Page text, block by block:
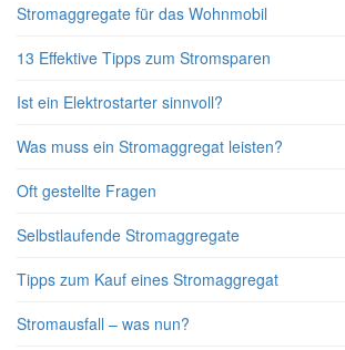
Stromaggregate für das Wohnmobil
13 Effektive Tipps zum Stromsparen
Ist ein Elektrostarter sinnvoll?
Was muss ein Stromaggregat leisten?
Oft gestellte Fragen
Selbstlaufende Stromaggregate
Tipps zum Kauf eines Stromaggregat
Stromausfall – was nun?